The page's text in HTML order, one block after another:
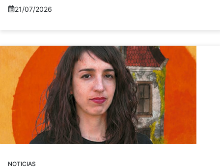
21/07/2026
NOTICIAS